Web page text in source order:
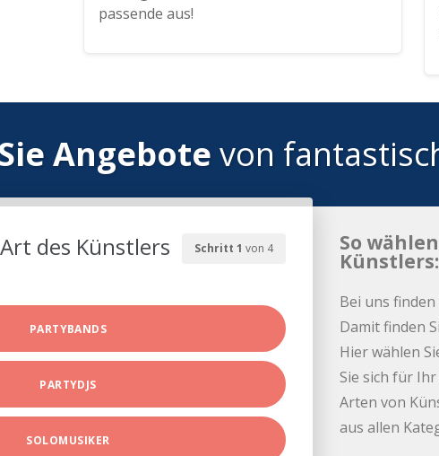
passende aus!
Angebote von
Schritt 1 von 4
des Künstlers
PARTYBANDS
PARTYDJS
SOLOMUSIKER
So
Künstlers:
Bei uns
Damit finden
Hier wählen
Sie sich für
Arten von
aus allen